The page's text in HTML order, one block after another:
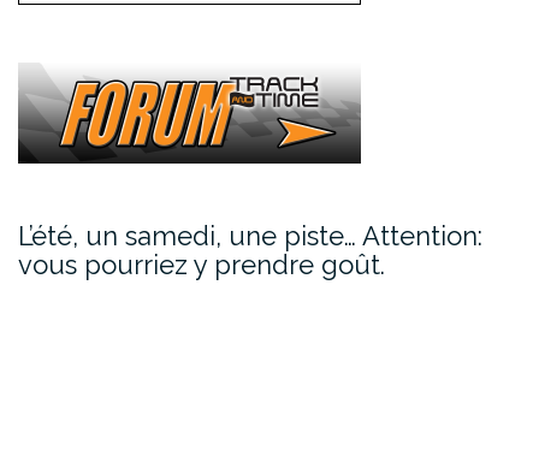
L’été, un samedi, une piste… Attention:
vous pourriez y prendre goût.